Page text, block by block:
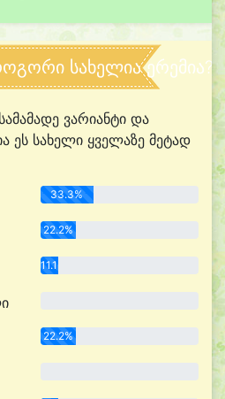
სახელია ერემია?
ვარიანტი და
სახელი ყველაზე მეტად
33.3%
22.2%
11.1%
22.2%